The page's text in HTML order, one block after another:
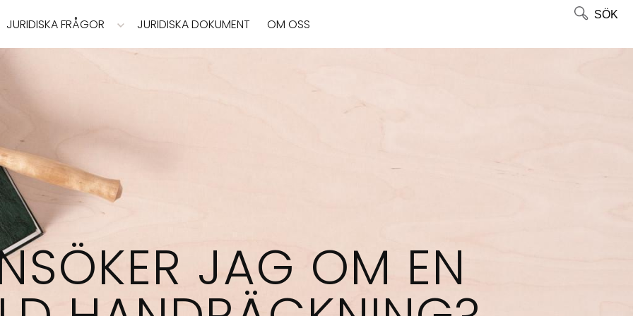
JURIDISKA FRÅGOR JURIDISKA DOKUMENT OM OSS
SÖK
JAG OM EN